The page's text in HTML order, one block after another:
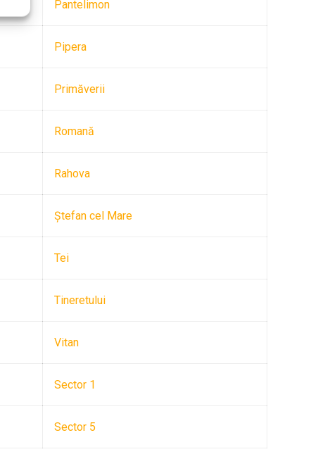
Pantelimon
Pipera
Primăverii
Romană
Rahova
Ştefan cel Mare
Tei
Tineretului
Vitan
Sector 1
Sector 5